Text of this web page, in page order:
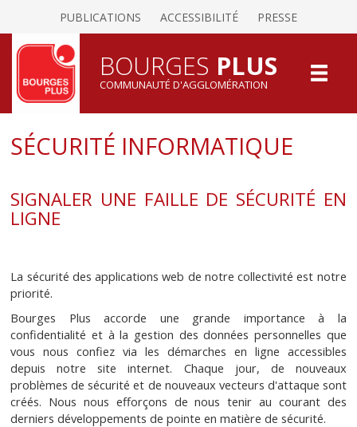
PUBLICATIONS ACCESSIBILITÉ PRESSE
BOURGES PLUS
COMMUNAUTÉ D'AGGLOMÉRATION
SÉCURITÉ INFORMATIQUE
SIGNALER UNE FAILLE DE SÉCURITÉ EN
LIGNE
La sécurité des applications web de notre collectivité est notre
priorité.
Bourges Plus accorde une grande importance à la
confidentialité et à la gestion des données personnelles que
vous nous confiez via les démarches en ligne accessibles
depuis notre site internet. Chaque jour, de nouveaux
problèmes de sécurité et de nouveaux vecteurs d'attaque sont
créés. Nous nous efforçons de nous tenir au courant des
derniers développements de pointe en matière de sécurité.